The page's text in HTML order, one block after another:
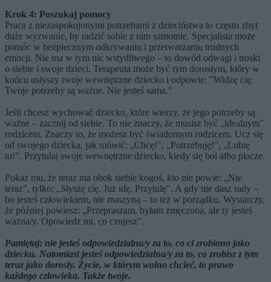
Krok 4: Poszukaj pomocy
Praca z niezaspokojonymi potrzebami z dzieciństwa to często zbyt
duże wyzwanie, by radzić sobie z nim samotnie. Specjalista może
pomóc w bezpiecznym odkrywaniu i przetwarzaniu trudnych
emocji. Nie ma w tym nic wstydliwego – to dowód odwagi i troski
o siebie i swoje dzieci. Terapeuta może być tym dorosłym, który w
końcu usłyszy twoje wewnętrzne dziecko i odpowie: "Widzę cię.
Twoje potrzeby są ważne. Nie jesteś sama."
Jeśli chcesz wychować dziecko, które wierzy, że jego potrzeby są
ważne – zacznij od siebie. To nie znaczy, że musisz być „idealnym"
rodzicem. Znaczy to, że możesz być świadomym rodzicem. Ucz się
od swojego dziecka, jak mówić: „Chcę!", „Potrzebuję!", „Lubię
to!". Przytulaj swoje wewnętrzne dziecko, kiedy się boi albo płacze.
Pokaż mu, że teraz ma obok siebie kogoś, kto nie powie: „Nie
teraz", tylko: „Słyszę cię. Już idę. Przytulę". A gdy nie dasz rady –
bo jesteś człowiekiem, nie maszyną – to też w porządku. Wystarczy,
że później powiesz: „Przepraszam, byłam zmęczona, ale ty jesteś
ważna/y. Opowiedz mi, co czujesz".
Pamiętaj: nie jesteś odpowiedzialna/y za to, co ci zrobiono jako
dziecku. Natomiast jesteś odpowiedzialna/y za to, co zrobisz z tym
teraz jako dorosły. Życie, w którym wolno chcieć, to prawo
każdego człowieka. Także twoje.